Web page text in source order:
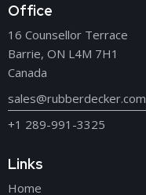
Office
16 Counsellor Terrace
Barrie, ON L4M 7H1
Canada
sales@rubberdecker.com
+1 289-991-3325
Links
Home